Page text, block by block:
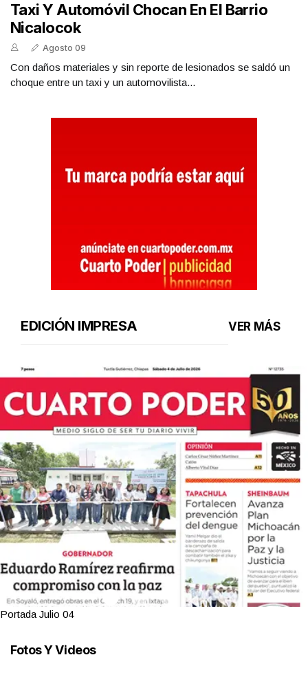
Taxi Y Automóvil Chocan En El Barrio
Nicalocok
Agosto 09
Con daños materiales y sin reporte de lesionados se saldó un
choque entre un taxi y un automovilista...
EDICIÓN IMPRESA VER MÁS
Fotos Y Videos